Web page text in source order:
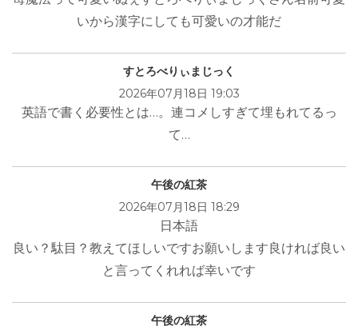
いから漢字にしても可愛いの才能だ
すとろべりぃまじっく
2026年07月18日 19:03
英語で書く必要性とは…。連コメしすぎて埋もれてるっ
て…
午後の紅茶
2026年07月18日 18:29
日本語
良い？駄目？教えてほしいですお願いします良ければ良い
と言ってくれれば幸いです
午後の紅茶